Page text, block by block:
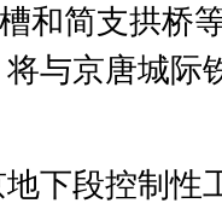
和简支拱桥
与京唐城际
下段控制性